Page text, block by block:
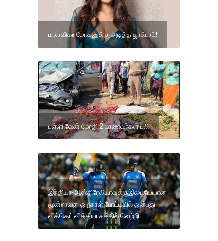
மாளவிகா மோகனுக்கு அடித்த ஜாக்பாட்!
பள்ளி வேன் மோதி 2 மாணவர்கள் பலி
இந்தியா-ஆஸ்திரேலியாவுக்குஇடையேயான
மூன்றாவது ஒருநாள் போட்டியில் ஒன்பது
விக்கெட் வித்தியாசத்தில் வெற்றி